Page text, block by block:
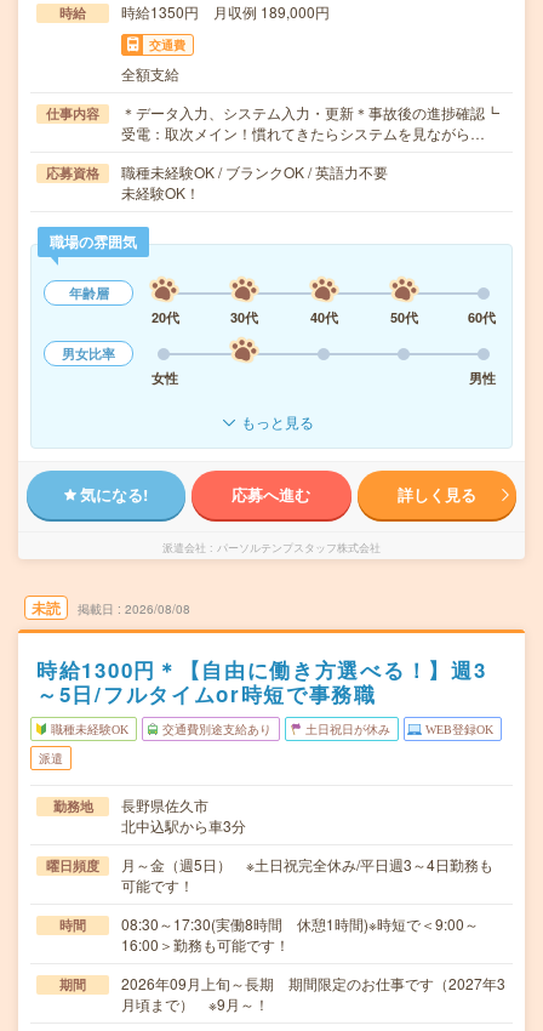
時給 時給1350円 月収例 189,000円
交通費
全額支給
仕事内容
＊データ入力、システム入力・更新＊事故後の進捗確認┗
受電：取次メイン！慣れてきたらシステムを見ながら…
応募資格
職種未経験OK / ブランクOK / 英語力不要
未経験OK！
職場の雰囲気
年齢層
20代
30代 40代 50代
60代
男女比率
女性
男性
もっと見る
気になる! 応募へ進む 詳しく見る
派遣会社 パーソルテンプスタッフ株式会社
未読 掲載日 2026/08/08
時給1300円＊【自由に働き方選べる！】週3
～5日/フルタイムor時短で事務職
職種未経験OK 交通費別途支給あり 土日祝日が休み WEB登録OK
派遣
勤務地
長野県佐久市
北中込駅から車3分
曜日頻度
月～金（週5日） ※土日祝完全休み/平日週3～4日勤務も
可能です！
時間
08:30～17:30(実働8時間 休憩1時間)※時短で＜9:00～
16:00＞勤務も可能です！
期間
2026年09月上旬～長期 期間限定のお仕事です（2027年3
月頃まで） ※9月～！